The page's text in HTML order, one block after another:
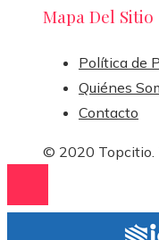
Mapa Del Sitio
Política de
Quiénes
Contacto
© 2020 Topcitio.